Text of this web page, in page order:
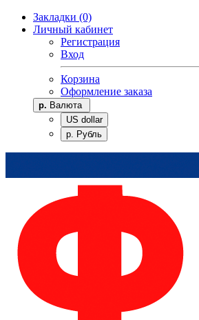
Закладки (0)
Личный кабинет
Регистрация
Вход
Корзина
Оформление заказа
р. Валюта
US dollar
р. Рубль